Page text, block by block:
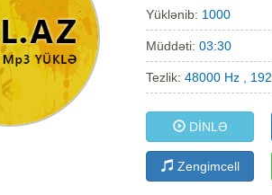
Yüklənib: 1000
Müddəti: 03:30
Tezlik: 48000 Hz ,
DİNLƏ
Zengimcell